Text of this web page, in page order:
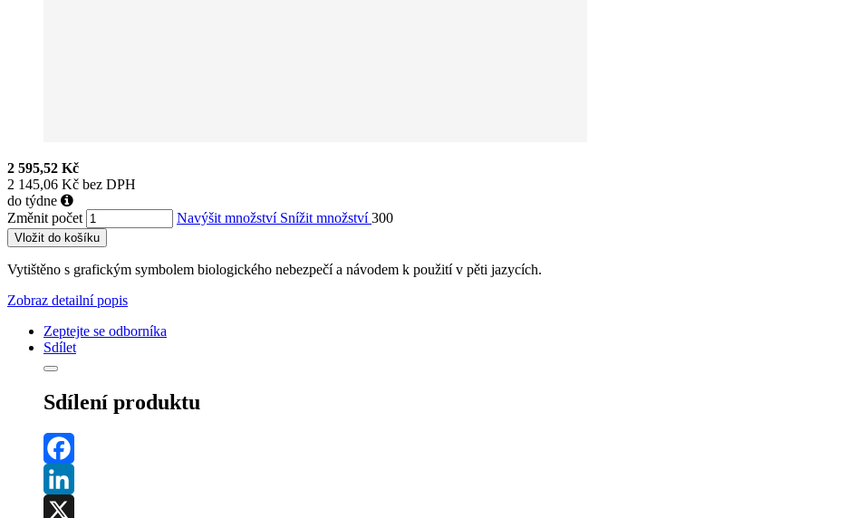
2 595,52 Kč
2 145,06 Kč bez DPH
do týdne
Změnit počet
Navýšit množství Snížit množství300
Vložit do košíku
Vytištěno s grafickým symbolem biologického nebezpečí a návodem k použití v pěti jazycích.
Zobraz detailní popis
Zeptejte se odborníka
Sdílet
Sdílení produktu
Facebook
LinkedIn